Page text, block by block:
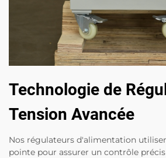
Technologie de
Tension Avancée
Nos régulateurs d'alimentation
pointe pour assurer un contrôle